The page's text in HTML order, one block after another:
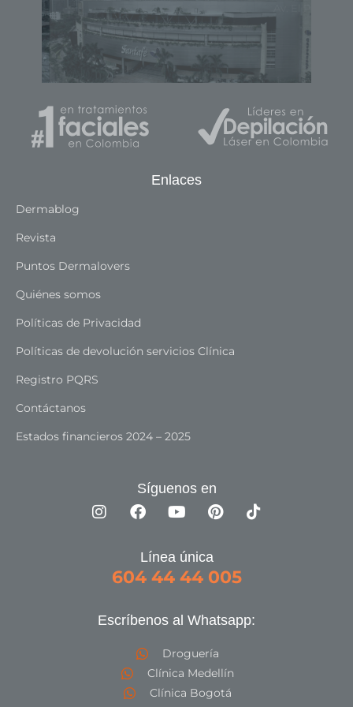
Av. El Poblado Carrera 43A Calle 7 Sur # 170
/ Local 1212
Medellín - Colombia
Enlaces
Dermablog
Revista
Puntos Dermalovers
Quiénes somos
Políticas de Privacidad
Políticas de devolución servicios Clínica
Registro PQRS
Contáctanos
Estados financieros 2024 – 2025
Síguenos en
Línea única
604 44 44 005
Escríbenos al Whatsapp:
Droguería
Clínica Medellín
Clínica Bogotá